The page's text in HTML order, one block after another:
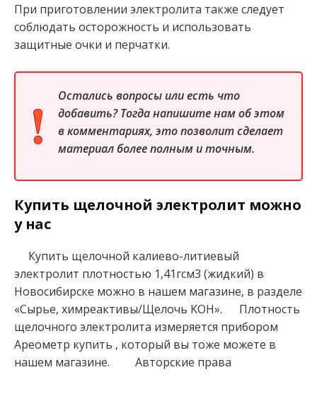
При приготовлении электролита также следует
соблюдать осторожность и использовать
защитные очки и перчатки.
Остались вопросы или есть что
добавить? Тогда напишите нам об этом
в комментариях, это позволит сделает
материал более полным и точным.
Купить щелочной электролит можно
у нас
Купить щелочной калиево-литиевый
электролит плотностью 1,41гсм3 (жидкий) в
Новосибирске можно в нашем магазине, в разделе
«Сырье, химреактивы/Щелочь KOH». Плотность
щелочного электролита измеряется прибором
Ареометр купить , который вы тоже можете в
нашем магазине. Авторские права